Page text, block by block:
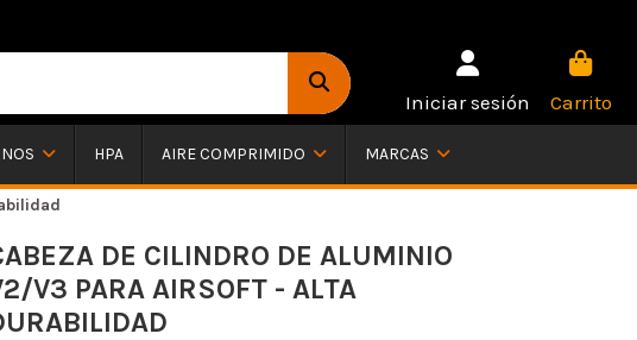
Iniciar sesión Carrito
HPA AIRE COMPRIMIDO MARCAS
DE CILINDRO DE ALUMINIO
V3 PARA AIRSOFT - ALTA